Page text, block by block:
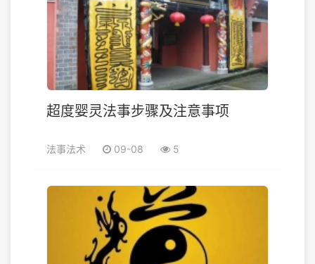
超度婴灵法事步骤及注意事项
法事法术 09-08 5